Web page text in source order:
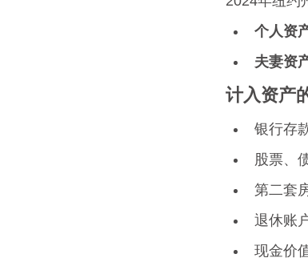
个人资
夫妻资
计入资产
银行存
股票、
第二套
退休账
现金价